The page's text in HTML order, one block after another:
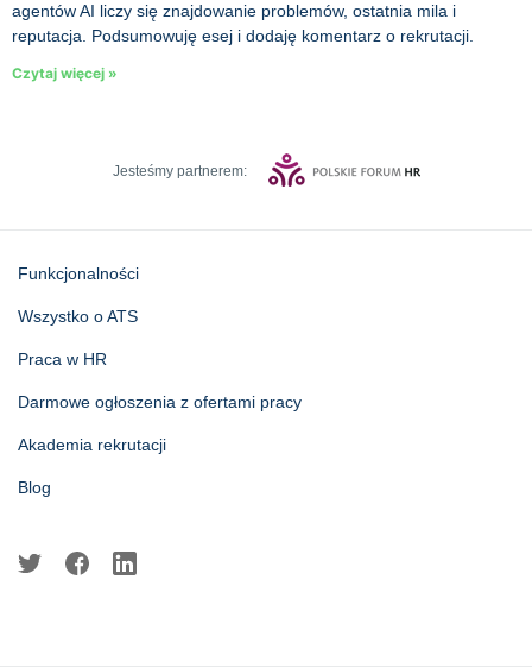
agentów AI liczy się znajdowanie problemów, ostatnia mila i
reputacja. Podsumowuję esej i dodaję komentarz o rekrutacji.
Czytaj więcej »
Jesteśmy partnerem:
Funkcjonalności
Wszystko o ATS
Praca w HR
Darmowe ogłoszenia z ofertami pracy
Akademia rekrutacji
Blog